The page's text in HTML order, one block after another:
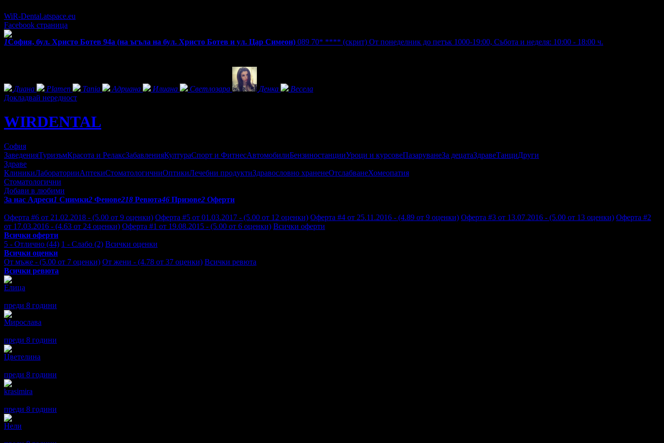
WiR-Dental.atspace.eu
Facebook страница
1София, бул. Христо Ботев 94а (на ъгъла на бул. Христо Ботев и ул. Цар Симеон) 089 70* **** (скрит) От понеделник до петък 1000-19:00, Събота и неделя: 10:00 - 18:00 ч.
Диана Plamen Tania Адриана Илиана Светлозара Денка
Весела
Докладвай нередност
WIRDENTAL
София
ЗаведенияТуризъмКрасота и РелаксЗабавленияКултураСпорт и ФитнесАвтомобилиБензиностанцииУроци и курсовеПазаруванеЗа децатаЗдравеТанциДруги
Здраве
КлиникиЛабораторииАптекиСтоматологичниОптикиЛечебни продуктиЗдравословно храненеОтслабванеХомеопатия
Стоматологични
Добави в любими
За нас Адреси1 Снимки2 Фенове218 Ревюта46 Призове2 Оферти
Оферта #6 от 21.02.2018 - (5.00 от 9 оценки) Оферта #5 от 01.03.2017 - (5.00 от 12 оценки) Оферта #4 от 25.11.2016 - (4.89 от 9 оценки) Оферта #3 от 13.07.2016 - (5.00 от 13 оценки) Оферта #2
от 17.03.2016 - (4.63 от 24 оценки) Оферта #1 от 19.08.2015 - (5.00 от 6 оценки) Всички оферти
Всички оферти
5 - Отлично (44) 1 - Слабо (2) Всички оценки
Всички оценки
От мъже - (5.00 от 7 оценки) От жени - (4.78 от 37 оценки) Всички ревюта
Всички ревюта
Елица
преди 8 години
Мирослава
преди 8 години
Цветелина
преди 8 години
krasimira
преди 8 години
Нели